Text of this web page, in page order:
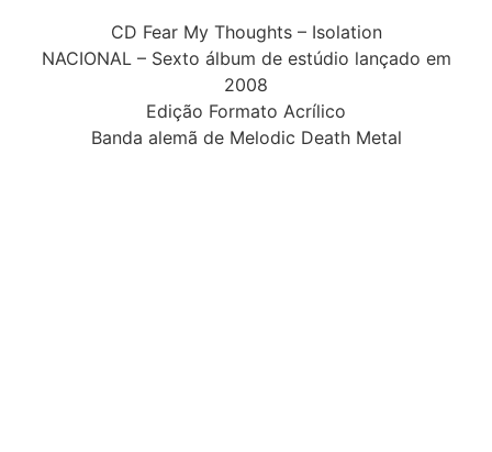
CD Fear My Thoughts – Isolation
NACIONAL – Sexto álbum de estúdio lançado em
2008
Edição Formato Acrílico
Banda alemã de Melodic Death Metal